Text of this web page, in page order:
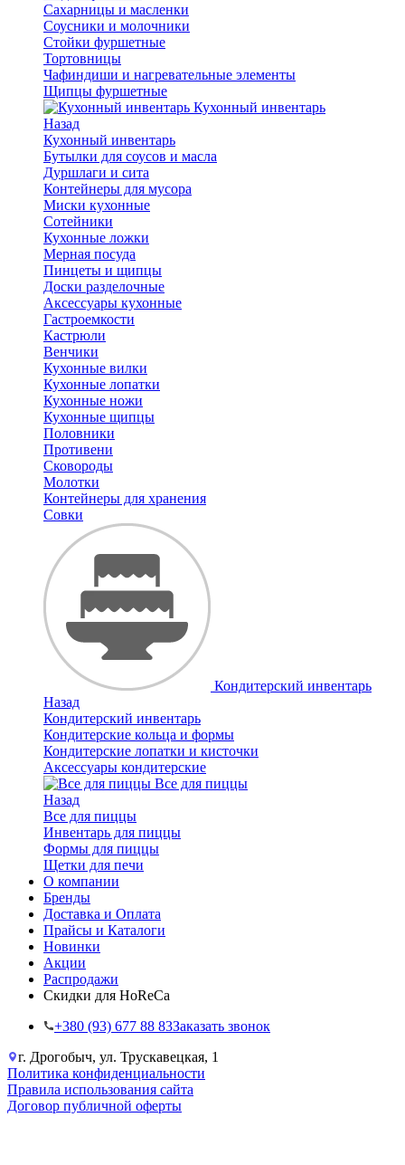
Сахарницы и масленки
Соусники и молочники
Стойки фуршетные
Тортовницы
Чафиндиши и нагревательные элементы
Щипцы фуршетные
Кухонный инвентарь
Назад
Кухонный инвентарь
Бутылки для соусов и масла
Дуршлаги и сита
Контейнеры для мусора
Миски кухонные
Сотейники
Кухонные ложки
Мерная посуда
Пинцеты и щипцы
Доски разделочные
Аксессуары кухонные
Гастроемкости
Кастрюли
Венчики
Кухонные вилки
Кухонные лопатки
Кухонные ножи
Кухонные щипцы
Половники
Противени
Сковороды
Молотки
Контейнеры для хранения
Совки
Кондитерский инвентарь
Назад
Кондитерский инвентарь
Кондитерские кольца и формы
Кондитерские лопатки и кисточки
Аксессуары кондитерские
Все для пиццы
Назад
Все для пиццы
Инвентарь для пиццы
Формы для пиццы
Щетки для печи
О компании
Бренды
Доставка и Оплата
Прайсы и Каталоги
Новинки
Акции
Распродажи
Скидки для HoReCa
+38‎0 (93) 677 88 83Заказать звонок
г. Дрогобыч, ул. Трускавецкая, 1
Политика конфиденциальности
Правила использования сайта
Договор публичной оферты